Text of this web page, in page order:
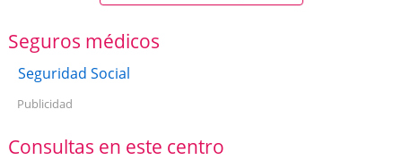
Seguros médicos
Seguridad Social
Publicidad
Consultas en este centro